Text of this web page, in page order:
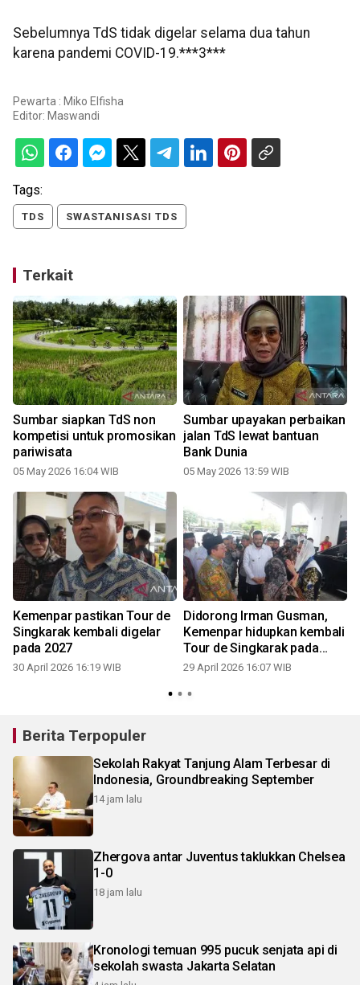
Sebelumnya TdS tidak digelar selama dua tahun
karena pandemi COVID-19.***3***
Pewarta : Miko Elfisha
Editor: Maswandi
Tags:
TDS SWASTANISASI TDS
Terkait
Sumbar siapkan TdS non
kompetisi untuk promosikan
pariwisata
05 May 2026 16:04 WIB
Sumbar upayakan perbaikan
jalan TdS lewat bantuan
Bank Dunia
05 May 2026 13:59 WIB
Kemenpar pastikan Tour de
Singkarak kembali digelar
pada 2027
30 April 2026 16:19 WIB
Didorong Irman Gusman,
Kemenpar hidupkan kembali
Tour de Singkarak pada
2027
29 April 2026 16:07 WIB
Berita Terpopuler
Sekolah Rakyat Tanjung Alam Terbesar di
Indonesia, Groundbreaking September
14 jam lalu
Zhergova antar Juventus taklukkan Chelsea
1-0
18 jam lalu
Kronologi temuan 995 pucuk senjata api di
sekolah swasta Jakarta Selatan